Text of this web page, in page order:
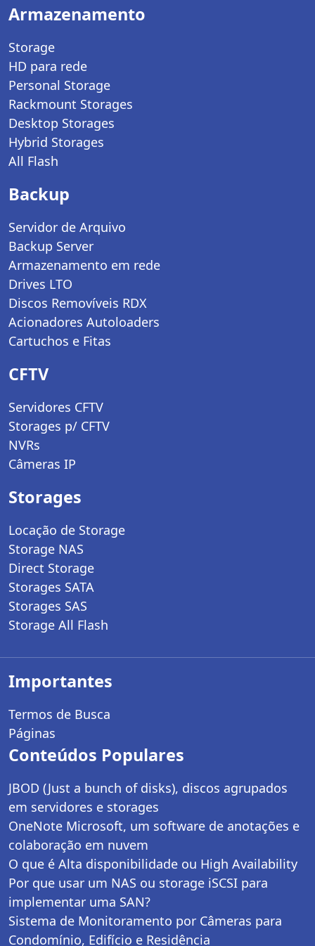
Armazenamento
Storage
HD para rede
Personal Storage
Rackmount Storages
Desktop Storages
Hybrid Storages
All Flash
Backup
Servidor de Arquivo
Backup Server
Armazenamento em rede
Drives LTO
Discos Removíveis RDX
Acionadores Autoloaders
Cartuchos e Fitas
CFTV
Servidores CFTV
Storages p/ CFTV
NVRs
Câmeras IP
Storages
Locação de Storage
Storage NAS
Direct Storage
Storages SATA
Storages SAS
Storage All Flash
Importantes
Termos de Busca
Páginas
Conteúdos Populares
JBOD (Just a bunch of disks), discos agrupados
em servidores e storages
OneNote Microsoft, um software de anotações e
colaboração em nuvem
O que é Alta disponibilidade ou High Availability
Por que usar um NAS ou storage iSCSI para
implementar uma SAN?
Sistema de Monitoramento por Câmeras para
Condomínio, Edifício e Residência